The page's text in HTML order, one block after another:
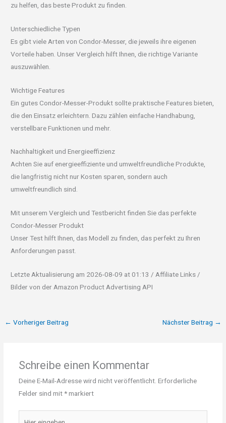
zu helfen, das beste Produkt zu finden.
Unterschiedliche Typen
Es gibt viele Arten von Condor-Messer, die jeweils ihre eigenen
Vorteile haben. Unser Vergleich hilft Ihnen, die richtige Variante
auszuwählen.
Wichtige Features
Ein gutes Condor-Messer-Produkt sollte praktische Features bieten,
die den Einsatz erleichtern. Dazu zählen einfache Handhabung,
verstellbare Funktionen und mehr.
Nachhaltigkeit und Energieeffizienz
Achten Sie auf energieeffiziente und umweltfreundliche Produkte,
die langfristig nicht nur Kosten sparen, sondern auch
umweltfreundlich sind.
Mit unserem Vergleich und Testbericht finden Sie das perfekte
Condor-Messer Produkt
Unser Test hilft Ihnen, das Modell zu finden, das perfekt zu Ihren
Anforderungen passt.
Letzte Aktualisierung am 2026-08-09 at 01:13 / Affiliate Links /
Bilder von der Amazon Product Advertising API
← Vorheriger Beitrag Nächster Beitrag →
Schreibe einen Kommentar
Deine E-Mail-Adresse wird nicht veröffentlicht. Erforderliche
Felder sind mit*markiert